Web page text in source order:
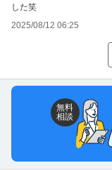
した笑
2025/08/12 06:25
無料
相談